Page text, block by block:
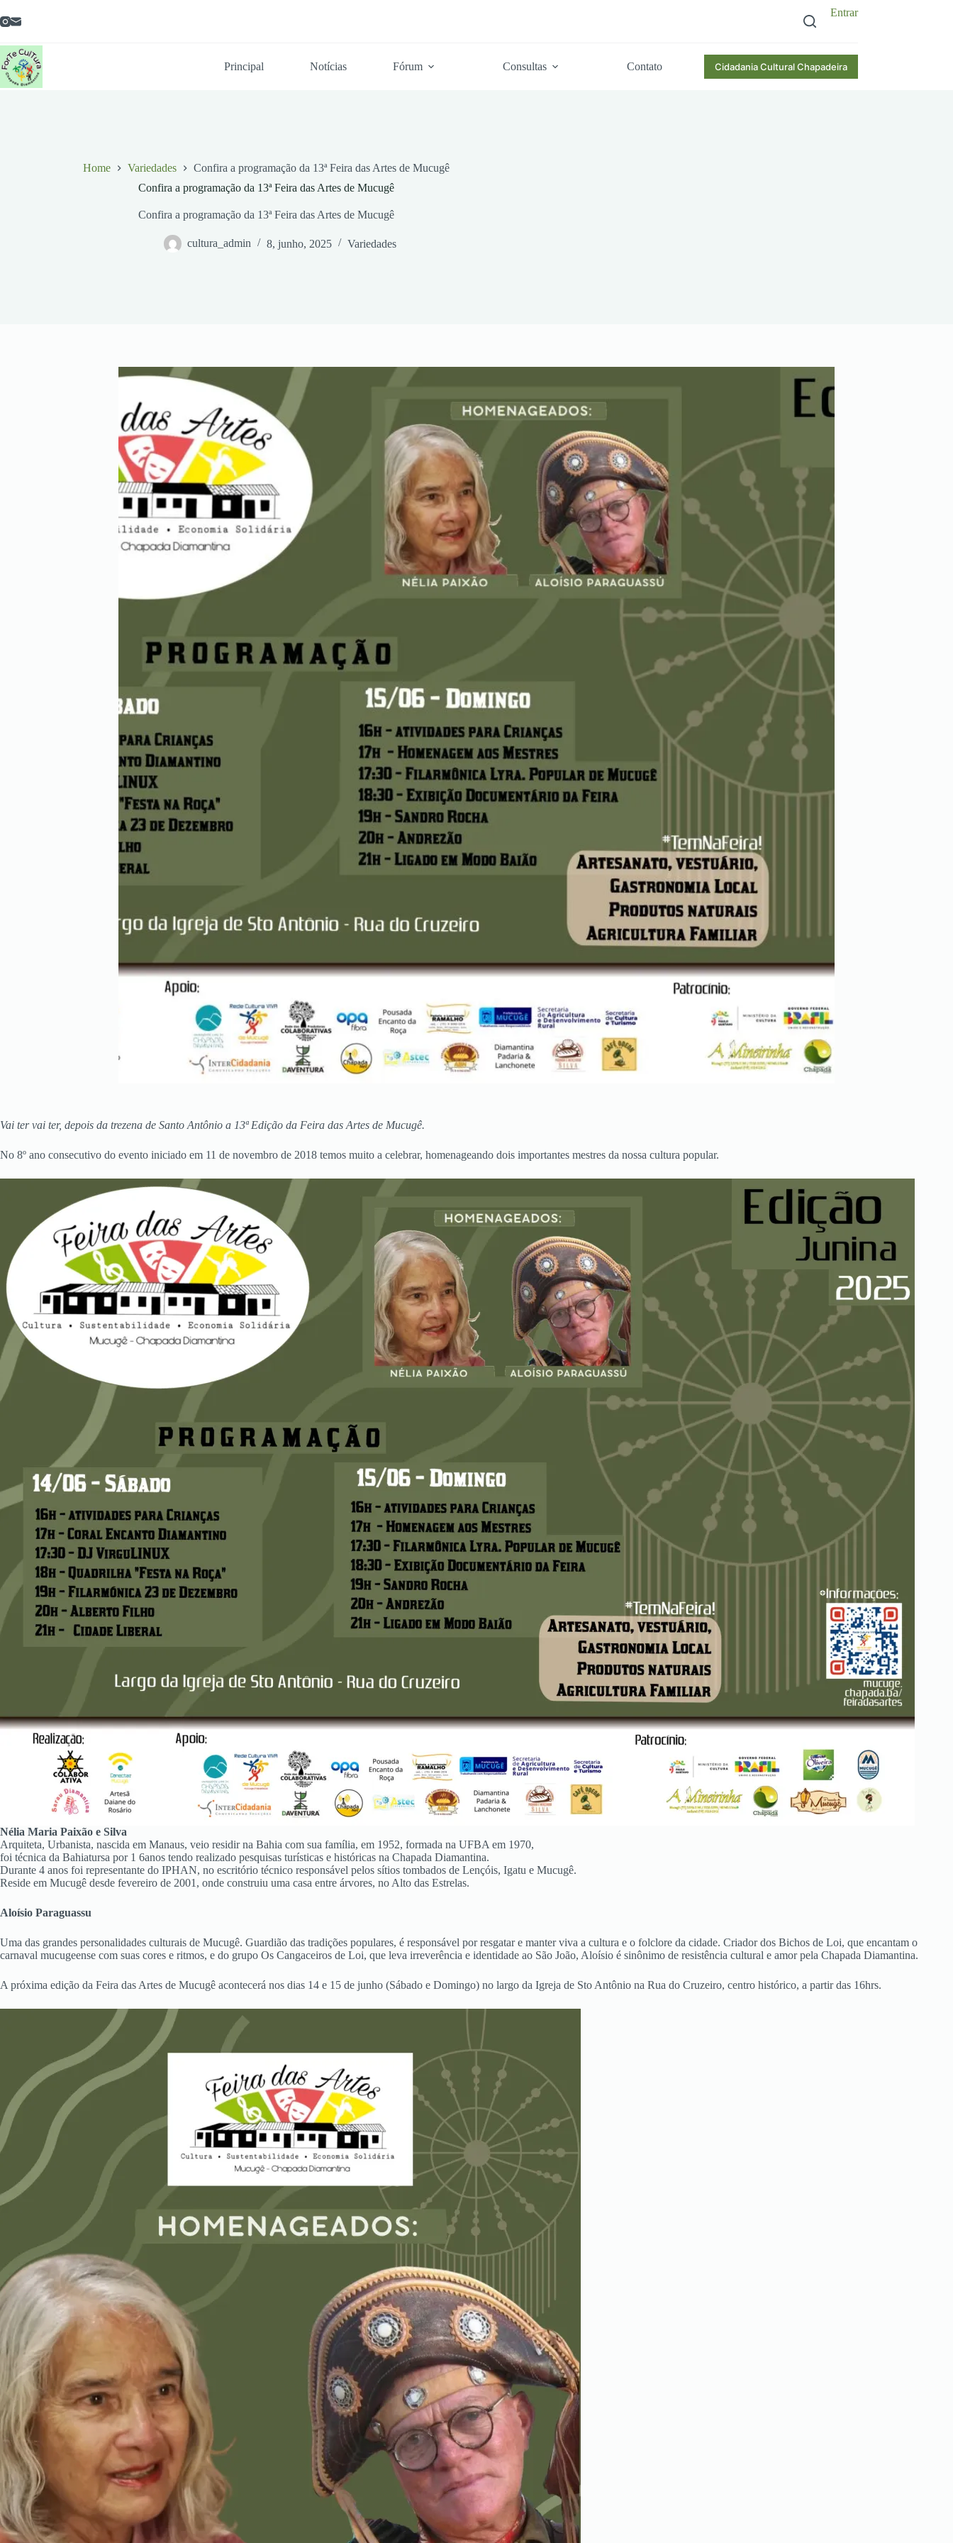
para
o
conteúdo
Entrar
Principal Notícias Fórum Consultas Contato Cidadania Cultural Chapadeira
Home Variedades
Confira a programação da 13ª Feira das Artes de Mucugê
Confira a programação da 13ª Feira das Artes de Mucugê
Confira a programação da 13ª Feira das Artes de Mucugê
cultura_admin 8, junho, 2025 Variedades
Vai ter vai ter, depois da trezena de Santo Antônio a 13ª Edição da Feira das Artes de Mucugê.
No 8º ano consecutivo do evento iniciado em 11 de novembro de 2018 temos muito a celebrar, homenageando dois importantes mestres da nossa cultura popular.
Nélia Maria Paixão e Silva
Arquiteta, Urbanista, nascida em Manaus, veio residir na Bahia com sua família, em 1952, formada na UFBA em 1970,
foi técnica da Bahiatursa por 1 6anos tendo realizado pesquisas turísticas e históricas na Chapada Diamantina.
Durante 4 anos foi representante do IPHAN, no escritório técnico responsável pelos sítios tombados de Lençóis, Igatu e Mucugê.
Reside em Mucugê desde fevereiro de 2001, onde construiu uma casa entre árvores, no Alto das Estrelas.
Aloísio Paraguassu
Uma das grandes personalidades culturais de Mucugê. Guardião das tradições populares, é responsável por resgatar e manter viva a cultura e o folclore da cidade. Criador dos Bichos de Loi, que encantam o
carnaval mucugeense com suas cores e ritmos, e do grupo Os Cangaceiros de Loi, que leva irreverência e identidade ao São João, Aloísio é sinônimo de resistência cultural e amor pela Chapada Diamantina.
A próxima edição da Feira das Artes de Mucugê acontecerá nos dias 14 e 15 de junho (Sábado e Domingo) no largo da Igreja de Sto Antônio na Rua do Cruzeiro, centro histórico, a partir das 16hrs.